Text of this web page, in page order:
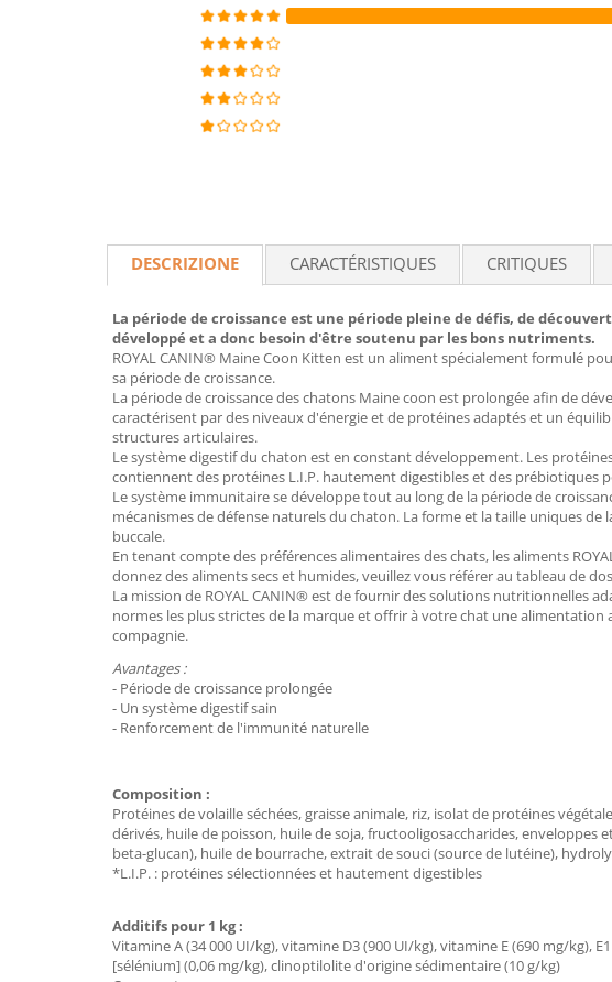
DESCRIZIONE CARACTÉRISTIQUES CRITIQUES
La période de croissance est une période pleine de défis, de
développé et a donc besoin d'être soutenu par les bons nutriments.
ROYAL CANIN® Maine Coon Kitten est un aliment spécialement formulé
sa période de croissance.
La période de croissance des chatons Maine coon est prolongée afin de
caractérisent par des niveaux d'énergie et de protéines adaptés et un
structures articulaires.
Le système digestif du chaton est en constant développement. Les
contiennent des protéines L.I.P. hautement digestibles et des prébiotiques
Le système immunitaire se développe tout au long de la période de
mécanismes de défense naturels du chaton. La forme et la taille uniques
buccale.
En tenant compte des préférences alimentaires des chats, les aliments
donnez des aliments secs et humides, veuillez vous référer au tableau de
La mission de ROYAL CANIN® est de fournir des solutions nutritionnelles
normes les plus strictes de la marque et offrir à votre chat une
compagnie.
Avantages :
- Période de croissance prolongée
- Un système digestif sain
- Renforcement de l'immunité naturelle
Composition :
Protéines de volaille séchées, graisse animale, riz, isolat de protéines
dérivés, huile de poisson, huile de soja, fructooligosaccharides,
beta-glucan), huile de bourrache, extrait de souci (source de lutéine),
*L.I.P. : protéines sélectionnées et hautement digestibles
Additifs pour 1 kg :
Vitamine A (34 000 UI/kg), vitamine D3 (900 UI/kg), vitamine E (690 mg/kg),
[sélénium] (0,06 mg/kg), clinoptilolite d'origine sédimentaire (10 g/kg)